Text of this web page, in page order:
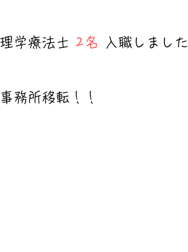
理学療法士 2名 入職しました
事務所移転！！